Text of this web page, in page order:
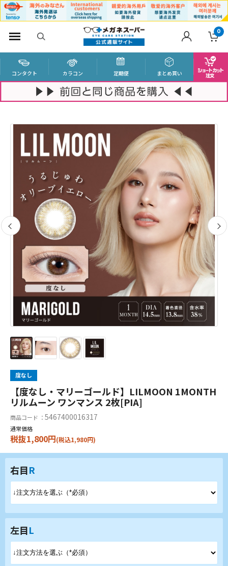
0
コンタクト カラコン 定期便 まとめ買い
度なし
【度なし・マリーゴールド】LILMOON 1MONTH
リルムーン ワンマンス 2枚[PIA]
商品コード ： 5467400016317
通常価格
税抜1,800円(税込1,980円)
右目R
左目L